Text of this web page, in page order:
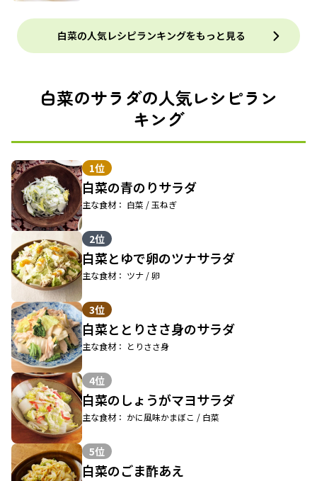
白菜の人気レシピランキングをもっと見る
白菜のサラダの人気レシピラン
キング
1位
白菜の青のりサラダ
主な食材： 白菜 / 玉ねぎ
2位
白菜とゆで卵のツナサラダ
主な食材： ツナ / 卵
3位
白菜ととりささ身のサラダ
主な食材： とりささ身
4位
白菜のしょうがマヨサラダ
主な食材： かに風味かまぼこ / 白菜
5位
白菜のごま酢あえ